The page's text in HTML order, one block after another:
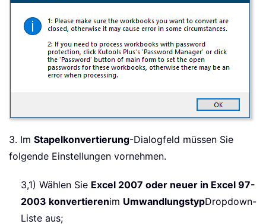
3. Im Stapelkonvertierung-Dialogfeld müssen Sie
folgende Einstellungen vornehmen.
3,1) Wählen Sie Excel 2007 oder neuer in Excel 97-
2003 konvertierenim UmwandlungstypDropdown-
Liste aus;